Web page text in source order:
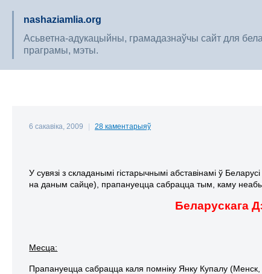
nashaziamlia.org
Асьветна-адукацыйны, грамадазнаўчы сайт для
праграмы, мэты.
6 сакавіка, 2009 | 28 каментарыяў
У сувязі з складанымі гістарычнымі абставінамі ў
на даным сайце), прапануецца сабрацца тым, каму
Беларускага
Месца:
Прапануецца сабрацца каля помніку Янку Купалу